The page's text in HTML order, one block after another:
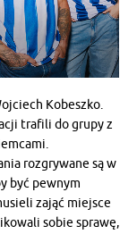
Kobeszko.
trafili do grupy z
rozgrywane są w
być pewnym
zająć miejsce
sobie sprawę,